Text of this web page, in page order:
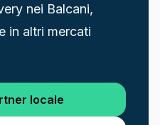
nei Balcani,
in altri mercati
locale